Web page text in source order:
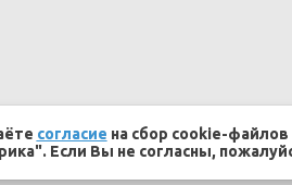
согласие на сбор cookie-
Если Вы не согласны,